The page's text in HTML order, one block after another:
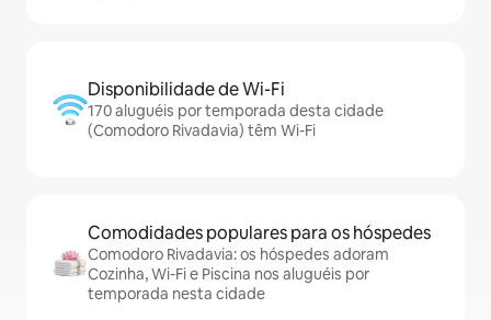
Disponibilidade de Wi-Fi
170 aluguéis por temporada desta cidade
(Comodoro Rivadavia) têm Wi-Fi
Comodidades populares para os hóspedes
Comodoro Rivadavia: os hóspedes adoram
Cozinha, Wi-Fi e Piscina nos aluguéis por
temporada nesta cidade